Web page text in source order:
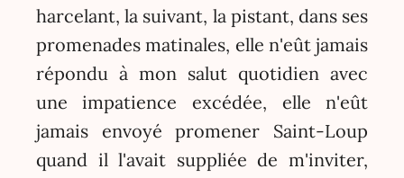
harcelant, la suivant, la pistant, dans ses
promenades matinales, elle n'eût jamais
répondu à mon salut quotidien avec
une impatience excédée, elle n'eût
jamais envoyé promener Saint-Loup
quand il l'avait suppliée de m'inviter,